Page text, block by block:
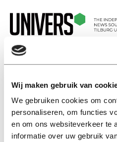
Wij maken gebruik van
We gebruiken cookies om
personaliseren, om functies
en om ons websiteverkeer te
informatie over uw gebruik
Nieuws
leert